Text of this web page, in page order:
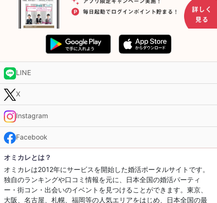
LINE
X
Instagram
Facebook
オミカレとは？
オミカレは2012年にサービスを開始した婚活ポータルサイトです。
独自のランキングや口コミ情報を元に、日本全国の婚活パーティ
ー・街コン・出会いのイベントを見つけることができます。東京、
大阪、名古屋、札幌、福岡等の人気エリアをはじめ、日本全国の最